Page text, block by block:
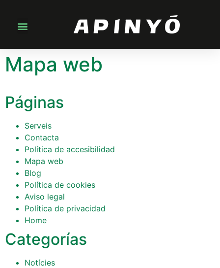
Mapa web
Páginas
Serveis
Contacta
Política de accesibilidad
Mapa web
Blog
Política de cookies
Aviso legal
Política de privacidad
Home
Categorías
Notícies